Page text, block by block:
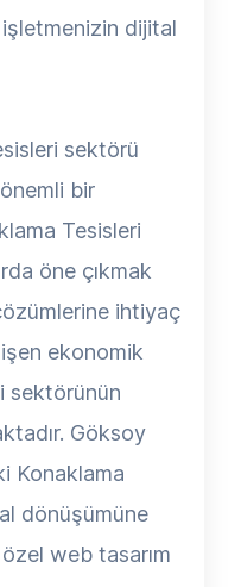
işletmenizin dijital
sektörü
bir
Tesisleri
öne çıkmak
ihtiyaç
ekonomik
sektörünün
Göksoy
Konaklama
dönüşümüne
web tasarım